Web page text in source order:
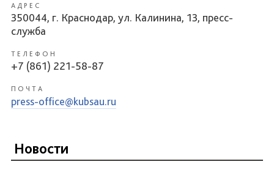
АДРЕС
350044, г. Краснодар, ул. Калинина, 13, пресс-
служба
ТЕЛЕФОН
+7 (861) 221-58-87
ПОЧТА
press-office@kubsau.ru
Новости